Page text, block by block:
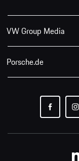
VW Group Media
Porsche.de